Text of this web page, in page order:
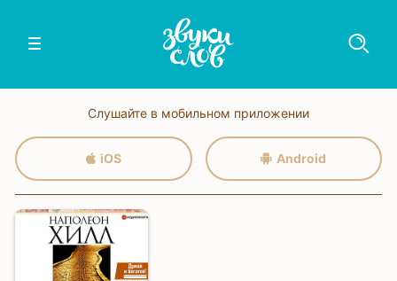
Слушайте в мобильном приложении
iOS Android